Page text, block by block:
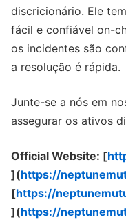
discricionário. Ele
fácil e confiável on-
os incidentes são
a resolução é rápida.
Junte-se a nós em
assegurar os ativos
Official Website: [
](https://
[https://
](https://